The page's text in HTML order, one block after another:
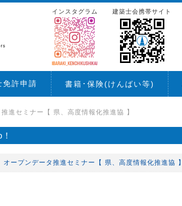
建築士会携帯サイト
インスタグラム
免許申請 書籍･保険(けんばい等)
進セミナー【 県、高度情報化推進協 】
オープンデータ推進セミナー【 県、高度情報化推進協 】